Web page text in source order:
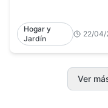
Hogar y
Jardín
22/04/
Ver